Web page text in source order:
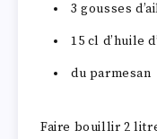
3 gousses
15 cl d’huile
du parmesan
Faire bouillir 2